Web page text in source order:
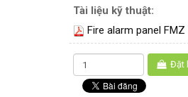
Tài liệu kỹ thuật:
Fire alarm panel
Đặt